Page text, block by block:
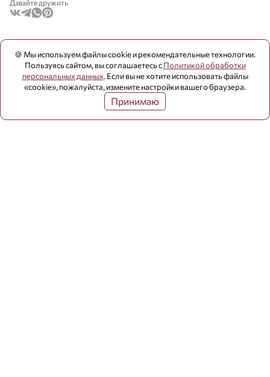
Давайте дружить
🍪 Мы используем файлы cookie и рекомендательные технологии.
Пользуясь сайтом, вы соглашаетесь сПолитикой обработки
персональных данных. Если вы не хотите использовать файлы
«cookie», пожалуйста, измените настройки вашего браузера.
Принимаю